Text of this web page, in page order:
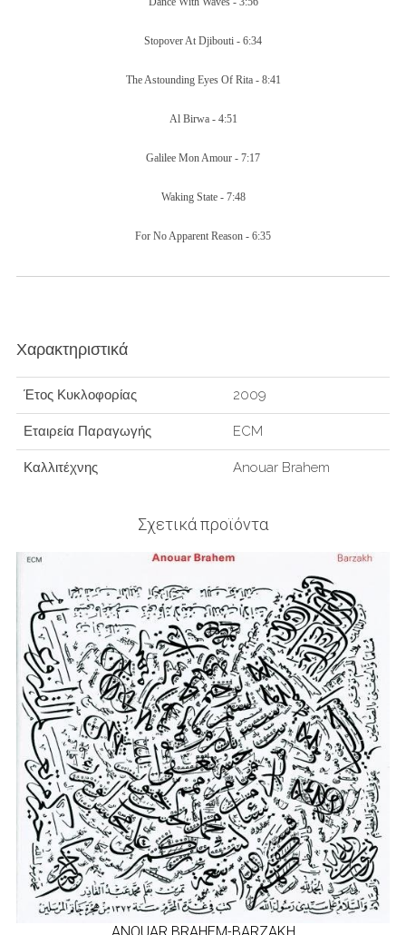
Stopover At Djibouti - 6:34
The Astounding Eyes Of Rita - 8:41
Al Birwa - 4:51
Galilee Mon Amour - 7:17
Waking State - 7:48
For No Apparent Reason - 6:35
Χαρακτηριστικά
Έτος Κυκλοφορίας 2009
Εταιρεία Παραγωγής ECM
Καλλιτέχνης Anouar Brahem
Σχετικά προϊόντα